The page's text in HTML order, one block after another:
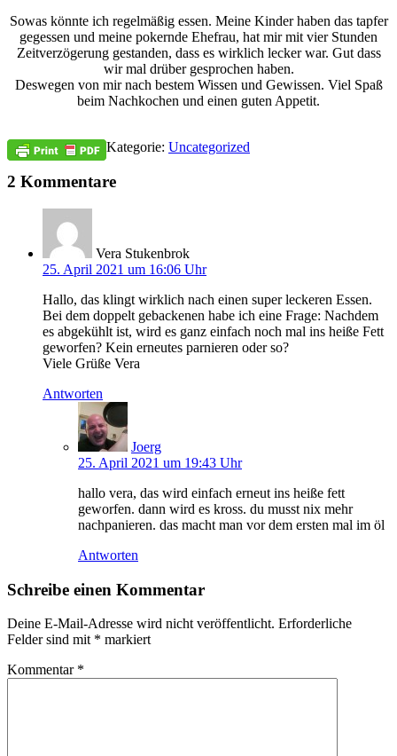
Sowas könnte ich regelmäßig essen. Meine Kinder haben das tapfer
gegessen und meine pokernde Ehefrau, hat mir mit vier Stunden
Zeitverzögerung gestanden, dass es wirklich lecker war. Gut dass
wir mal drüber gesprochen haben.
Deswegen von mir nach bestem Wissen und Gewissen. Viel Spaß
beim Nachkochen und einen guten Appetit.
Kategorie: Uncategorized
2 Kommentare
Vera Stukenbrok
25. April 2021 um 16:06 Uhr
Hallo, das klingt wirklich nach einen super leckeren Essen.
Bei dem doppelt gebackenen habe ich eine Frage: Nachdem
es abgekühlt ist, wird es ganz einfach noch mal ins heiße Fett
geworfen? Kein erneutes parnieren oder so?
Viele Grüße Vera
Antworten
Joerg
25. April 2021 um 19:43 Uhr
hallo vera, das wird einfach erneut ins heiße fett
geworfen. dann wird es kross. du musst nix mehr
nachpanieren. das macht man vor dem ersten mal im öl
Antworten
Schreibe einen Kommentar
Deine E-Mail-Adresse wird nicht veröffentlicht. Erforderliche
Felder sind mit * markiert
Kommentar *